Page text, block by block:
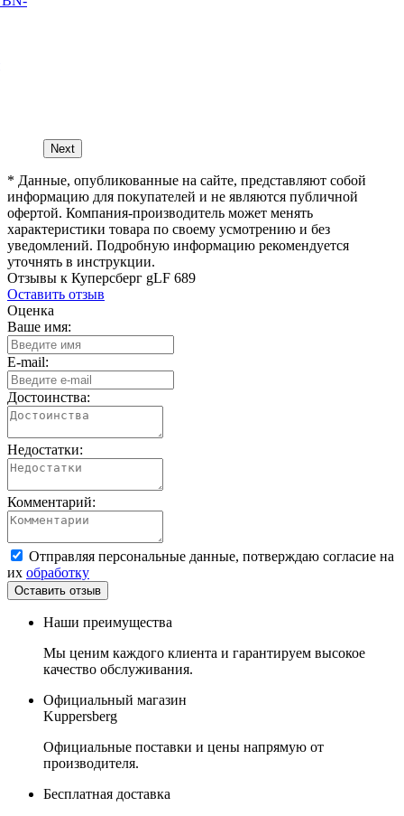
Next
* Данные, опубликованные на сайте, представляют собой
информацию для покупателей и не являются публичной
офертой. Компания-производитель может менять
характеристики товара по своему усмотрению и без
уведомлений. Подробную информацию рекомендуется
уточнять в инструкции.
Отзывы к Куперсберг gLF 689
Оставить отзыв
Оценка
Ваше имя:
E-mail:
Достоинства:
Недостатки:
Комментарий:
Отправляя персональные данные, потверждаю согласие на
их обработку
Наши преимущества
Мы ценим каждого клиента и гарантируем высокое
качество обслуживания.
Официальный магазин
Kuppersberg
Официальные поставки и цены напрямую от
производителя.
Бесплатная доставка